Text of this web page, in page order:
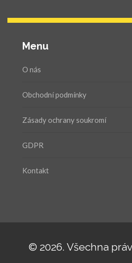
Menu
O nás
Obchodní podmínky
Zásady ochrany soukromí
GDPR
Kontakt
© 2026. Všechna